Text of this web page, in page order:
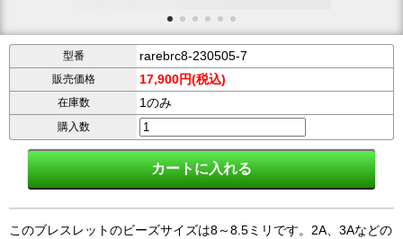
型番 rarebrc8-230505-7
販売価格 17,900円(税込)
在庫数 1のみ
購入数
このブレスレットのビーズサイズは8～8.5ミリです。2A、3Aなどの